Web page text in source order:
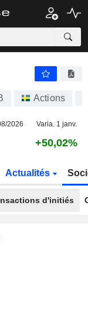
Actions
2026 Varia. 1 janv.
+50,02%
Actualités
d'initiés